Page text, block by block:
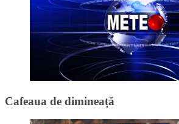
Cafeaua de dimineață